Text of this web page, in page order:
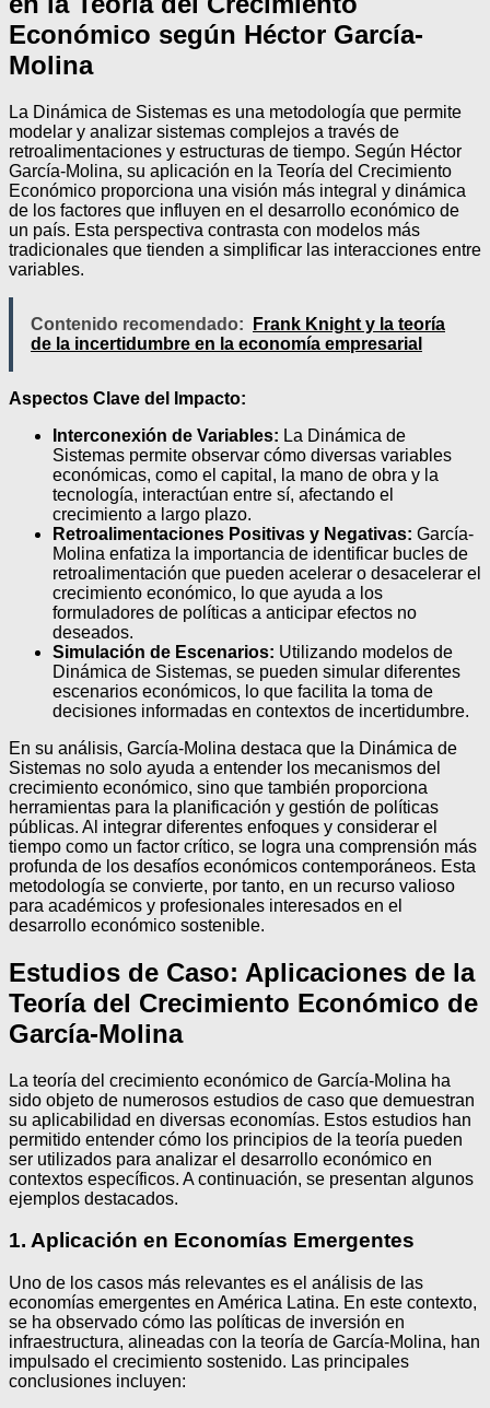
Económico según Héctor García-
Molina
La Dinámica de Sistemas es una metodología que permite
modelar y analizar sistemas complejos a través de
retroalimentaciones y estructuras de tiempo. Según Héctor
García-Molina, su aplicación en la Teoría del Crecimiento
Económico proporciona una visión más integral y dinámica
de los factores que influyen en el desarrollo económico de
un país. Esta perspectiva contrasta con modelos más
tradicionales que tienden a simplificar las interacciones entre
variables.
Contenido recomendado:
Frank Knight y la teoría
de la incertidumbre en la economía empresarial
Aspectos Clave del Impacto:
Interconexión de Variables: La Dinámica de
Sistemas permite observar cómo diversas variables
económicas, como el capital, la mano de obra y la
tecnología, interactúan entre sí, afectando el
crecimiento a largo plazo.
Retroalimentaciones Positivas y Negativas: García-
Molina enfatiza la importancia de identificar bucles de
retroalimentación que pueden acelerar o desacelerar el
crecimiento económico, lo que ayuda a los
formuladores de políticas a anticipar efectos no
deseados.
Simulación de Escenarios: Utilizando modelos de
Dinámica de Sistemas, se pueden simular diferentes
escenarios económicos, lo que facilita la toma de
decisiones informadas en contextos de incertidumbre.
En su análisis, García-Molina destaca que la Dinámica de
Sistemas no solo ayuda a entender los mecanismos del
crecimiento económico, sino que también proporciona
herramientas para la planificación y gestión de políticas
públicas. Al integrar diferentes enfoques y considerar el
tiempo como un factor crítico, se logra una comprensión más
profunda de los desafíos económicos contemporáneos. Esta
metodología se convierte, por tanto, en un recurso valioso
para académicos y profesionales interesados en el
desarrollo económico sostenible.
Estudios de Caso: Aplicaciones de la
Teoría del Crecimiento Económico de
García-Molina
La teoría del crecimiento económico de García-Molina ha
sido objeto de numerosos estudios de caso que demuestran
su aplicabilidad en diversas economías. Estos estudios han
permitido entender cómo los principios de la teoría pueden
ser utilizados para analizar el desarrollo económico en
contextos específicos. A continuación, se presentan algunos
ejemplos destacados.
1. Aplicación en Economías Emergentes
Uno de los casos más relevantes es el análisis de las
economías emergentes en América Latina. En este contexto,
se ha observado cómo las políticas de inversión en
infraestructura, alineadas con la teoría de García-Molina, han
impulsado el crecimiento sostenido. Las principales
conclusiones incluyen: